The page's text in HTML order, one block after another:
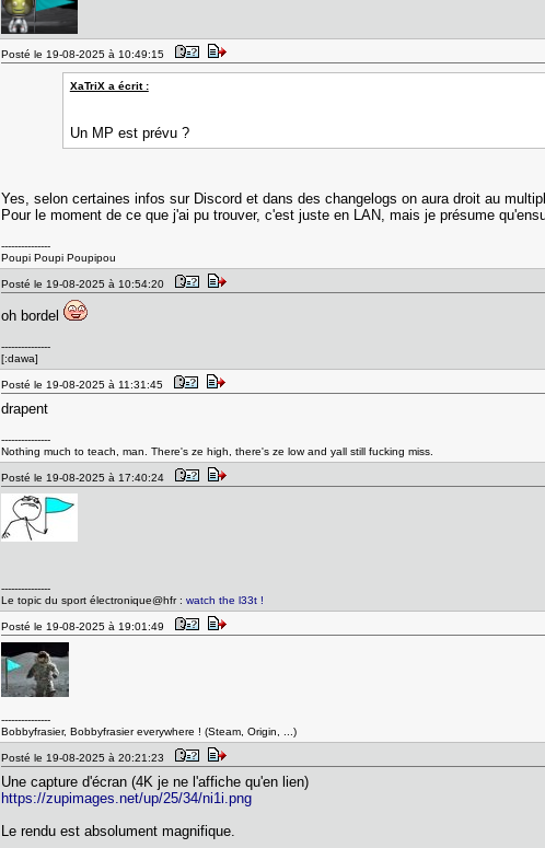
Posté le 19-08-2025 à 10:49:15
XaTriX a écrit :
Un MP est prévu ?
Yes, selon certaines infos sur Discord et dans des changelogs on aura droit au
Pour le moment de ce que j'ai pu trouver, c'est juste en LAN, mais je présume
---------------
Poupi Poupi Poupipou
Posté le 19-08-2025 à 10:54:20
oh bordel
---------------
[:dawa]
Posté le 19-08-2025 à 11:31:45
drapent
---------------
Nothing much to teach, man. There's ze high, there's ze low and yall still fucking miss.
Posté le 19-08-2025 à 17:40:24
---------------
Le topic du sport électronique@hfr :watch the l33t !
Posté le 19-08-2025 à 19:01:49
---------------
Bobbyfrasier, Bobbyfrasier everywhere ! (Steam, Origin, ...)
Posté le 19-08-2025 à 20:21:23
Une capture d'écran (4K je ne l'affiche qu'en lien)
https://zupimages.net/up/25/34/ni1i.png
Le rendu est absolument magnifique.